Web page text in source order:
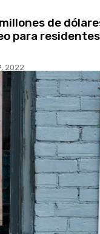
de
para residentes
2022